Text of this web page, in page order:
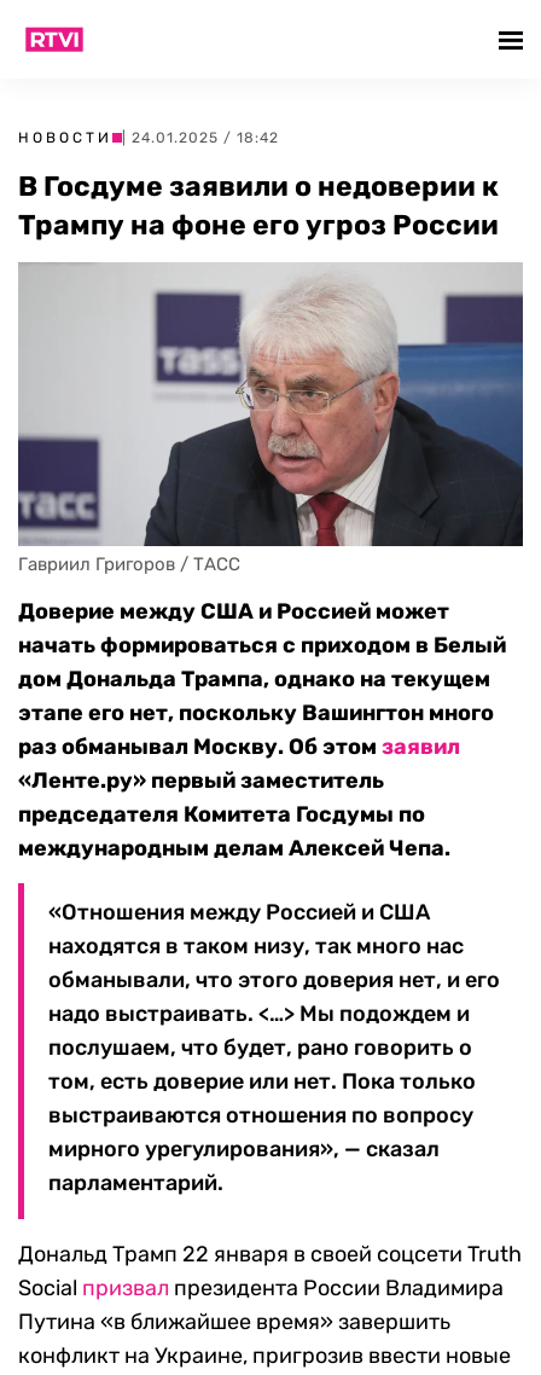
НОВОСТИ | 24.01.2025 / 18:42
В Госдуме заявили о недоверии к
Трампу на фоне его угроз России
Гавриил Григоров / ТАСС
Доверие между США и Россией может
начать формироваться с приходом в Белый
дом Дональда Трампа, однако на текущем
этапе его нет, поскольку Вашингтон много
раз обманывал Москву. Об этом заявил
«Ленте.ру» первый заместитель
председателя Комитета Госдумы по
международным делам Алексей Чепа.
«Отношения между Россией и США
находятся в таком низу, так много нас
обманывали, что этого доверия нет, и его
надо выстраивать. <…> Мы подождем и
послушаем, что будет, рано говорить о
том, есть доверие или нет. Пока только
выстраиваются отношения по вопросу
мирного урегулирования», — сказал
парламентарий.
Дональд Трамп 22 января в своей соцсети Truth
Social призвал президента России Владимира
Путина «в ближайшее время» завершить
конфликт на Украине, пригрозив ввести новые